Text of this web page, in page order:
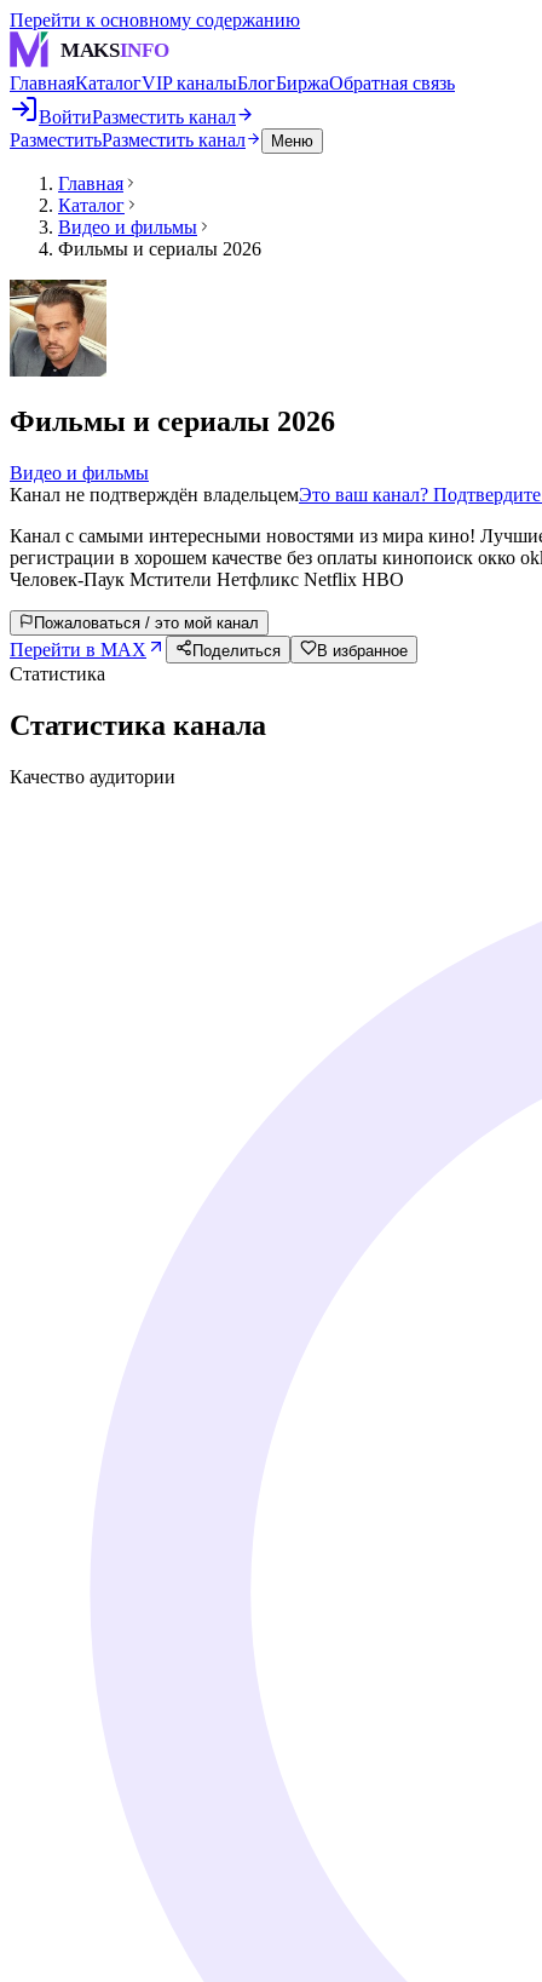
Перейти к основному содержанию
MAKSINFO
ГлавнаяКаталогVIP каналыБлогБиржаОбратная связь
ВойтиРазместить канал
РазместитьРазместить канал Меню
Главная
Каталог
Видео и фильмы
Фильмы и сериалы 2026
Фильмы и сериалы 2026
Видео и фильмы
Канал не подтверждён владельцемЭто ваш канал?
Канал с самыми интересными новостями из мира кино!
регистрации в хорошем качестве без оплаты кинопоиск окко
Человек-Паук Мстители Нетфликс Netflix HBO
Пожаловаться / это мой канал
Перейти в MAX Поделиться В избранное
Статистика
Статистика канала
Качество аудитории